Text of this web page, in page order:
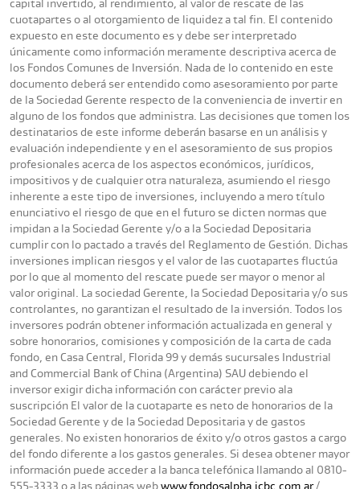
capital invertido, al rendimiento, al valor de rescate de las
cuotapartes o al otorgamiento de liquidez a tal fin. El contenido
expuesto en este documento es y debe ser interpretado
únicamente como información meramente descriptiva acerca de
los Fondos Comunes de Inversión. Nada de lo contenido en este
documento deberá ser entendido como asesoramiento por parte
de la Sociedad Gerente respecto de la conveniencia de invertir en
alguno de los fondos que administra. Las decisiones que tomen los
destinatarios de este informe deberán basarse en un análisis y
evaluación independiente y en el asesoramiento de sus propios
profesionales acerca de los aspectos económicos, jurídicos,
impositivos y de cualquier otra naturaleza, asumiendo el riesgo
inherente a este tipo de inversiones, incluyendo a mero título
enunciativo el riesgo de que en el futuro se dicten normas que
impidan a la Sociedad Gerente y/o a la Sociedad Depositaria
cumplir con lo pactado a través del Reglamento de Gestión. Dichas
inversiones implican riesgos y el valor de las cuotapartes fluctúa
por lo que al momento del rescate puede ser mayor o menor al
valor original. La sociedad Gerente, la Sociedad Depositaria y/o sus
controlantes, no garantizan el resultado de la inversión. Todos los
inversores podrán obtener información actualizada en general y
sobre honorarios, comisiones y composición de la carta de cada
fondo, en Casa Central, Florida 99 y demás sucursales Industrial
and Commercial Bank of China (Argentina) SAU debiendo el
inversor exigir dicha información con carácter previo ala
suscripción El valor de la cuotaparte es neto de honorarios de la
Sociedad Gerente y de la Sociedad Depositaria y de gastos
generales. No existen honorarios de éxito y/o otros gastos a cargo
del fondo diferente a los gastos generales. Si desea obtener mayor
información puede acceder a la banca telefónica llamando al 0810-